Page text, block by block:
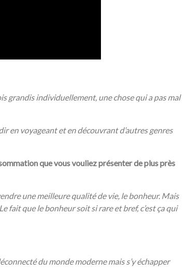
grandis individuellement, une chose qui a pas mal
en voyageant et en découvrant d’autres genres
que vous vouliez présenter de plus près
une meilleure qualité de vie, le bonheur. Mais
fait que le bonheur soit si rare et bref, c’est ça qui
du monde moderne mais s’y échapper